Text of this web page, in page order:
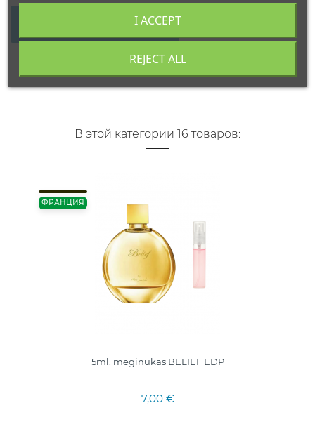
WRITE YOUR REVIEW
В этой категории 16 товаров:
ФРАНЦИЯ
5ml. mėginukas BELIEF EDP
7,00 €
REJECT ALL
I ACCEPT